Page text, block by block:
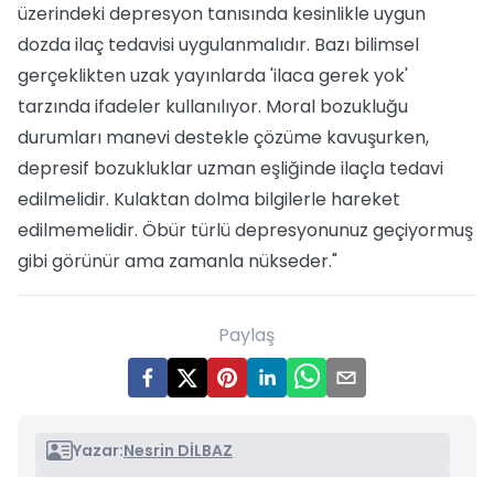
üzerindeki depresyon tanısında kesinlikle uygun
dozda ilaç tedavisi uygulanmalıdır. Bazı bilimsel
gerçeklikten uzak yayınlarda 'ilaca gerek yok'
tarzında ifadeler kullanılıyor. Moral bozukluğu
durumları manevi destekle çözüme kavuşurken,
depresif bozukluklar uzman eşliğinde ilaçla tedavi
edilmelidir. Kulaktan dolma bilgilerle hareket
edilmemelidir. Öbür türlü depresyonunuz geçiyormuş
gibi görünür ama zamanla nükseder."
Paylaş
Yazar:Nesrin DİLBAZ